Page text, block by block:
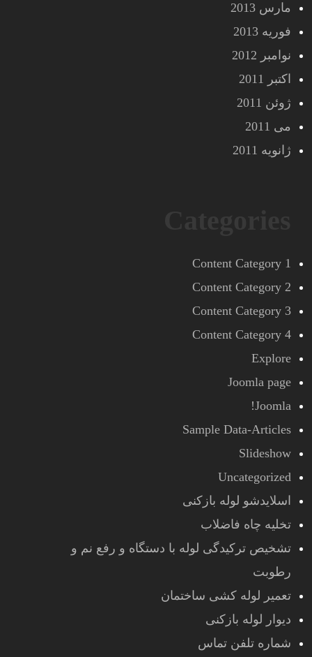
مارس 2013
فوریه 2013
نوامبر 2012
اکتبر 2011
ژوئن 2011
می 2011
ژانویه 2011
Content Category 1
Content Category 2
Content Category 3
Content Category 4
Explore
Joomla page
Joomla!
Sample Data-Articles
Slideshow
Uncategorized
اسلایدشو لوله بازکنی
تخلیه چاه فاضلاب
تشخیص ترکیدگی لوله با دستگاه و رفع نم و
رطوبت
تعمیر لوله کشی ساختمان
دیوار لوله بازکنی
شماره تلفن تماس